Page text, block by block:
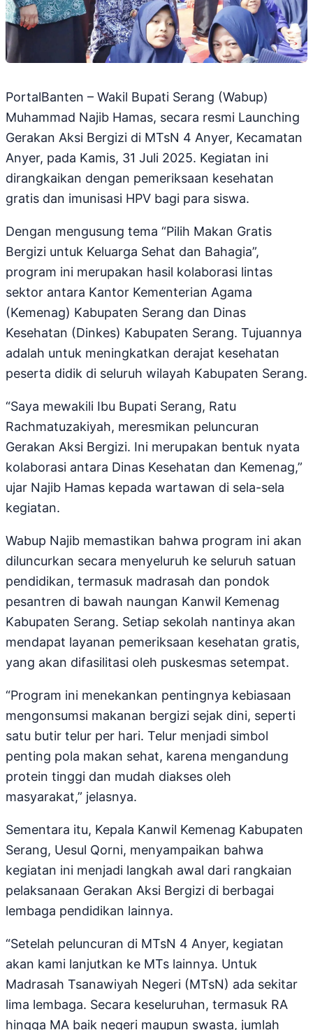
PortalBanten – Wakil Bupati Serang (Wabup)
Muhammad Najib Hamas, secara resmi Launching
Gerakan Aksi Bergizi di MTsN 4 Anyer, Kecamatan
Anyer, pada Kamis, 31 Juli 2025. Kegiatan ini
dirangkaikan dengan pemeriksaan kesehatan
gratis dan imunisasi HPV bagi para siswa.
Dengan mengusung tema “Pilih Makan Gratis
Bergizi untuk Keluarga Sehat dan Bahagia”,
program ini merupakan hasil kolaborasi lintas
sektor antara Kantor Kementerian Agama
(Kemenag) Kabupaten Serang dan Dinas
Kesehatan (Dinkes) Kabupaten Serang. Tujuannya
adalah untuk meningkatkan derajat kesehatan
peserta didik di seluruh wilayah Kabupaten Serang.
“Saya mewakili Ibu Bupati Serang, Ratu
Rachmatuzakiyah, meresmikan peluncuran
Gerakan Aksi Bergizi. Ini merupakan bentuk nyata
kolaborasi antara Dinas Kesehatan dan Kemenag,”
ujar Najib Hamas kepada wartawan di sela-sela
kegiatan.
Wabup Najib memastikan bahwa program ini akan
diluncurkan secara menyeluruh ke seluruh satuan
pendidikan, termasuk madrasah dan pondok
pesantren di bawah naungan Kanwil Kemenag
Kabupaten Serang. Setiap sekolah nantinya akan
mendapat layanan pemeriksaan kesehatan gratis,
yang akan difasilitasi oleh puskesmas setempat.
“Program ini menekankan pentingnya kebiasaan
mengonsumsi makanan bergizi sejak dini, seperti
satu butir telur per hari. Telur menjadi simbol
penting pola makan sehat, karena mengandung
protein tinggi dan mudah diakses oleh
masyarakat,” jelasnya.
Sementara itu, Kepala Kanwil Kemenag Kabupaten
Serang, Uesul Qorni, menyampaikan bahwa
kegiatan ini menjadi langkah awal dari rangkaian
pelaksanaan Gerakan Aksi Bergizi di berbagai
lembaga pendidikan lainnya.
“Setelah peluncuran di MTsN 4 Anyer, kegiatan
akan kami lanjutkan ke MTs lainnya. Untuk
Madrasah Tsanawiyah Negeri (MTsN) ada sekitar
lima lembaga. Secara keseluruhan, termasuk RA
hingga MA baik negeri maupun swasta, jumlah